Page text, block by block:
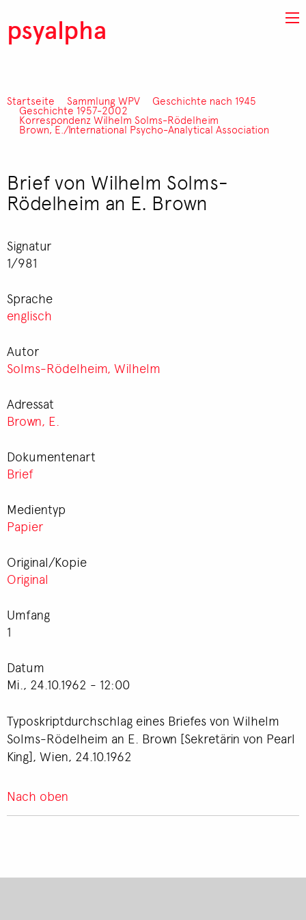
psyalpha
Pfadnavigation
Startseite Sammlung WPV Geschichte nach 1945
Geschichte 1957-2002
Korrespondenz Wilhelm Solms-Rödelheim
Brown, E./International Psycho-Analytical Association
Brief von Wilhelm Solms-
Rödelheim an E. Brown
Signatur
1/981
Sprache
englisch
Autor
Solms-Rödelheim, Wilhelm
Adressat
Brown, E.
Dokumentenart
Brief
Medientyp
Papier
Original/Kopie
Original
Umfang
1
Datum
Mi., 24.10.1962 - 12:00
Typoskriptdurchschlag eines Briefes von Wilhelm
Solms-Rödelheim an E. Brown [Sekretärin von Pearl
King], Wien, 24.10.1962
Nach oben